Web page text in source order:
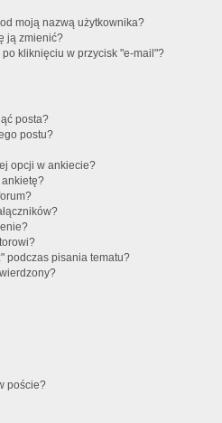
moją nazwą użytkownika?
ją zmienić?
kliknięciu w przycisk "e-mail"?
posta?
postu?
opcji w ankiecie?
podczas pisania tematu?
poście?